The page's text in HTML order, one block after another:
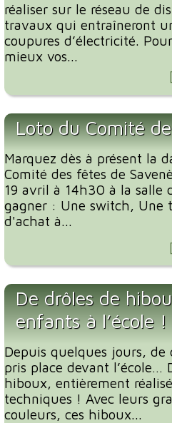
réaliser sur le réseau de
travaux qui entraîneront
coupures d’électricité.
mieux vos...
Loto du Comité
Marquez dès à présent la
Comité des fêtes de
19 avril à 14h30 à la salle
gagner : Une switch, Une
d'achat à...
De drôles de
enfants à l’école !
Depuis quelques jours, de
pris place devant l’école…
hiboux, entièrement
techniques ! Avec leurs
couleurs, ces hiboux...